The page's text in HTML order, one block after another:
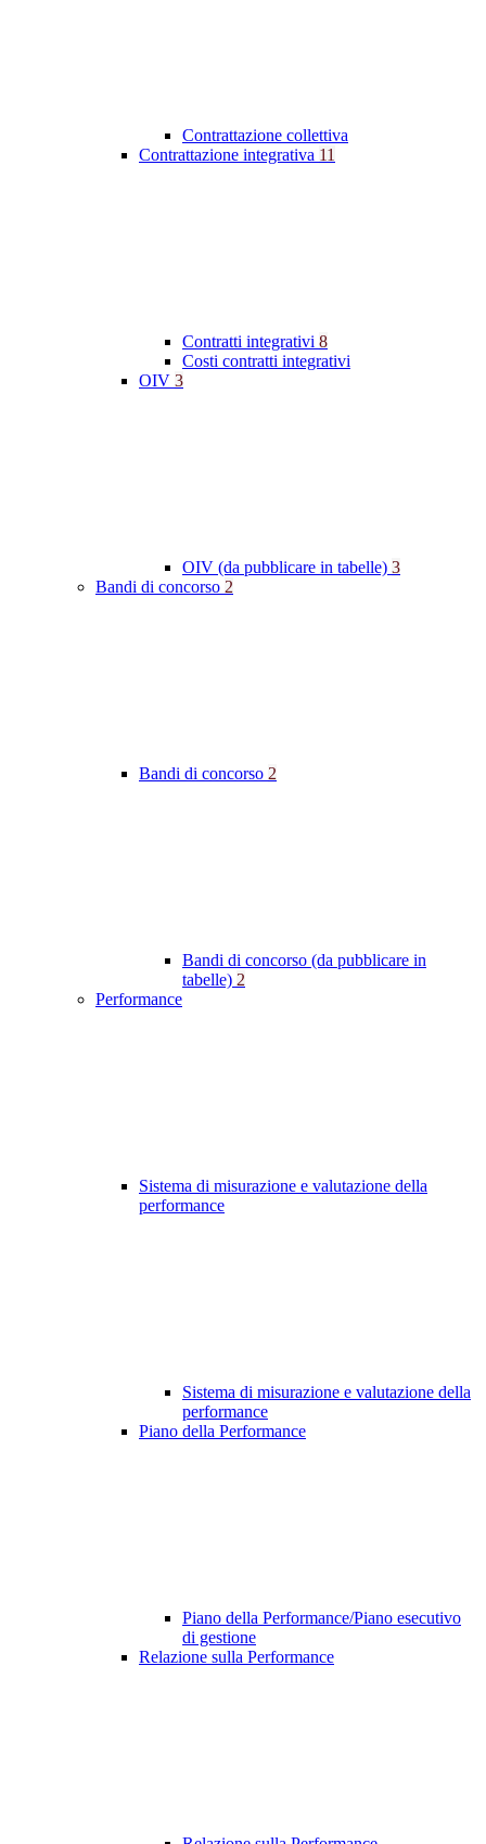
Contrattazione collettiva
Contrattazione integrativa 11
Contratti integrativi 8
Costi contratti integrativi
OIV 3
OIV (da pubblicare in tabelle) 3
Bandi di concorso 2
Bandi di concorso 2
Bandi di concorso (da pubblicare in
tabelle) 2
Performance
Sistema di misurazione e valutazione della
performance
Sistema di misurazione e valutazione della
performance
Piano della Performance
Piano della Performance/Piano esecutivo
di gestione
Relazione sulla Performance